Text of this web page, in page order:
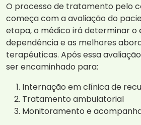
O processo de tratamento pelo
começa com a avaliação do
etapa, o médico irá determinar o
dependência e as melhores
terapêuticas. Após essa
ser encaminhado para:
Internação em clínica de
Tratamento ambulatorial
Monitoramento e